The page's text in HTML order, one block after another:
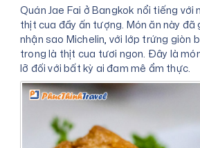
Quán Jae Fai ở Bangkok nổi tiếng
thịt cua đầy ấn tượng. Món ăn này đã
nhận sao Michelin, với lớp trứng giòn
trong là thịt cua tươi ngon. Đây là
lỡ đối với bất kỳ ai đam mê ẩm thực.